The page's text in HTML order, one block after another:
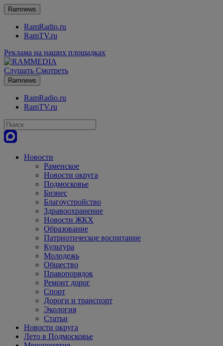
Ramnews
RamRadio.ru
RamTV.ru
Реклама на наших площадках
Слушать Смотреть
Ramnews
RamRadio.ru
RamTV.ru
Новости
Раменское
Новости округа
Подмосковье
Бизнес
Благоустройство
Здравоохранение
Новости ЖКХ
Образование
Патриотическое воспитание
Культура
Молодежь
Общество
Правопорядок
Ремонт дорог
Спорт
Дороги и транспорт
Экология
Статьи
Новости округа
Лето в Подмосковье